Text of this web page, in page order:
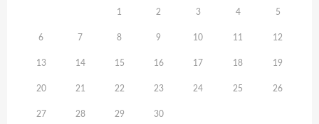
1 2 3 4 5
6 7 8 9 10 11 12
13 14 15 16 17 18 19
20 21 22 23 24 25 26
27 28 29 30